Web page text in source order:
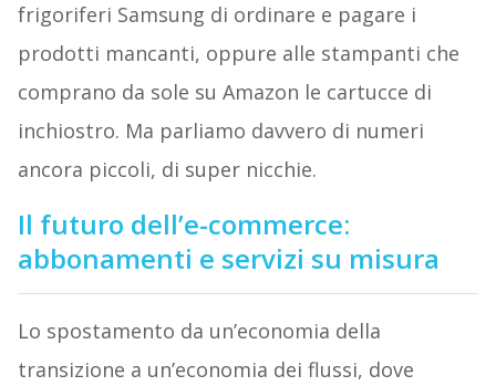
frigoriferi Samsung di ordinare e pagare i
prodotti mancanti, oppure alle stampanti che
comprano da sole su Amazon le cartucce di
inchiostro. Ma parliamo davvero di numeri
ancora piccoli, di super nicchie.
Il futuro dell’e-commerce:
abbonamenti e servizi su misura
Lo spostamento da un’economia della
transizione a un’economia dei flussi, dove